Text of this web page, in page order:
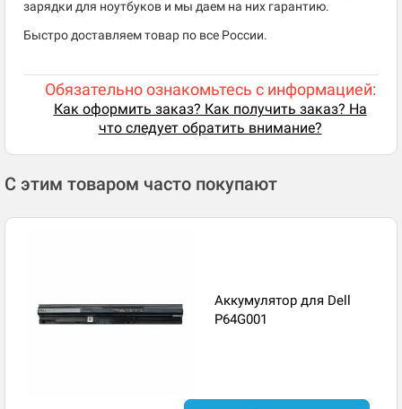
зарядки для ноутбуков и мы даем на них гарантию.
Быстро доставляем товар по все России.
Обязательно ознакомьтесь с информацией:
Как оформить заказ? Как получить заказ? На
что следует обратить внимание?
С этим товаром часто покупают
Аккумулятор для Dell
P64G001